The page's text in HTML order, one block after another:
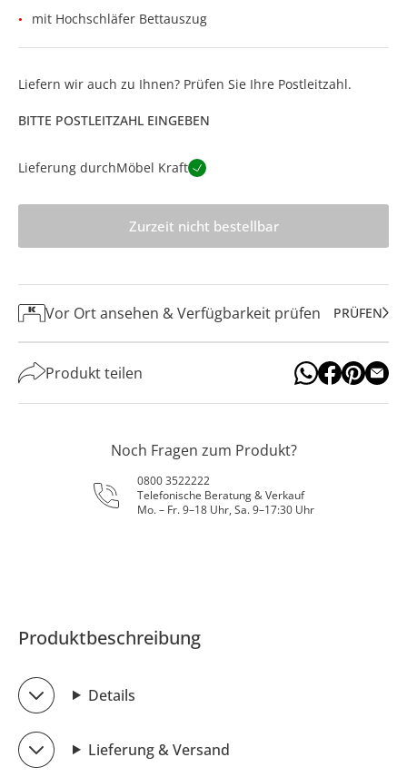
mit Hochschläfer Bettauszug
Liefern wir auch zu Ihnen? Prüfen Sie Ihre Postleitzahl.
BITTE POSTLEITZAHL EINGEBEN
Lieferung durchMöbel Kraft
Zurzeit nicht bestellbar
Vor Ort ansehen & Verfügbarkeit prüfen PRÜFEN
Produkt teilen
Noch Fragen zum Produkt?
0800 3522222
Telefonische Beratung & Verkauf
Mo. – Fr. 9–18 Uhr, Sa. 9–17:30 Uhr
Produktbeschreibung
Details
Lieferung & Versand